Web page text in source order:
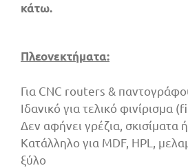
κάτω.
Πλεονεκτήματα:
Για CNC routers &
Ιδανικό για τελικό φινίρισμα
Δεν αφήνει γρέζια, σκισίματα
Κατάλληλο για MDF, HPL,
ξύλο